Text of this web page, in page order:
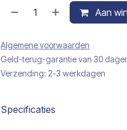
Aan
Algemene voorwaarden
Geld-terug-garantie van 30
Verzending: 2-3 werkdagen
Specificaties